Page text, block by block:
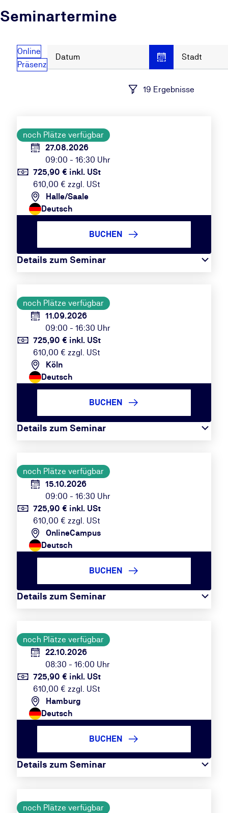
Seminartermine
Online
Präsenz
Datum Stadt
19 Ergebnisse
noch Plätze verfügbar
27.08.2026
09:00 - 16:30 Uhr
725,90 € inkl. USt
610,00 € zzgl. USt
Halle/Saale
Deutsch
Details zum Seminar
BUCHEN
noch Plätze verfügbar
11.09.2026
09:00 - 16:30 Uhr
725,90 € inkl. USt
610,00 € zzgl. USt
Köln
Deutsch
Details zum Seminar
BUCHEN
noch Plätze verfügbar
15.10.2026
09:00 - 16:30 Uhr
725,90 € inkl. USt
610,00 € zzgl. USt
OnlineCampus
Deutsch
Details zum Seminar
BUCHEN
noch Plätze verfügbar
22.10.2026
08:30 - 16:00 Uhr
725,90 € inkl. USt
610,00 € zzgl. USt
Hamburg
Deutsch
Details zum Seminar
BUCHEN
noch Plätze verfügbar